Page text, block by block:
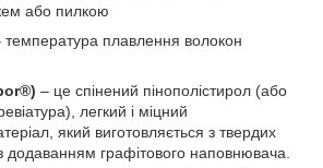
або пилкою
– температура плавлення волокон
– це спінений пінополістирол (або
легкий і міцний
який виготовляється з твердих
додаванням графітового наповнювача.